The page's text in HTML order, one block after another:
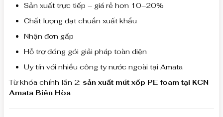
Sản xuất trực tiếp – giá rẻ hơn 10–20%
Chất lượng đạt chuẩn xuất khẩu
Nhận đơn gấp
Hỗ trợ đóng gói giải pháp toàn diện
Uy tín với nhiều công ty nước ngoài tại Amata
Từ khóa chính lần 2: sản xuất mút xốp PE foam tại KCN
Amata Biên Hòa